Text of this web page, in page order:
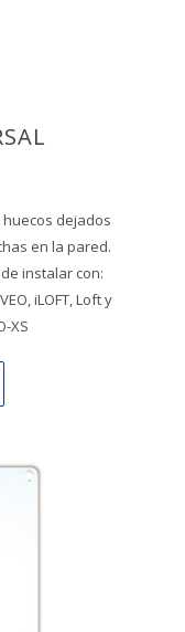
dejados
en la pared.
instalar con:
iLOFT, Loft y
XS